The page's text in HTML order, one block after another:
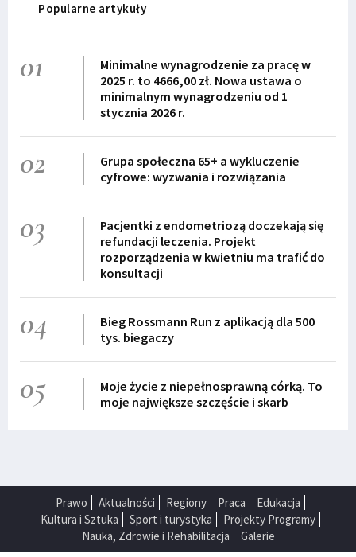
Popularne artykuły
01
Minimalne wynagrodzenie za pracę w
2025 r. to 4666,00 zł. Nowa ustawa o
minimalnym wynagrodzeniu od 1
stycznia 2026 r.
02
Grupa społeczna 65+ a wykluczenie
cyfrowe: wyzwania i rozwiązania
03
Pacjentki z endometriozą doczekają się
refundacji leczenia. Projekt
rozporządzenia w kwietniu ma trafić do
konsultacji
04
Bieg Rossmann Run z aplikacją dla 500
tys. biegaczy
05
Moje życie z niepełnosprawną córką. To
moje największe szczęście i skarb
Prawo Aktualności Regiony Praca
Edukacja
Kultura i Sztuka
Sport i turystyka
Projekty Programy
Nauka, Zdrowie i Rehabilitacja
Galerie